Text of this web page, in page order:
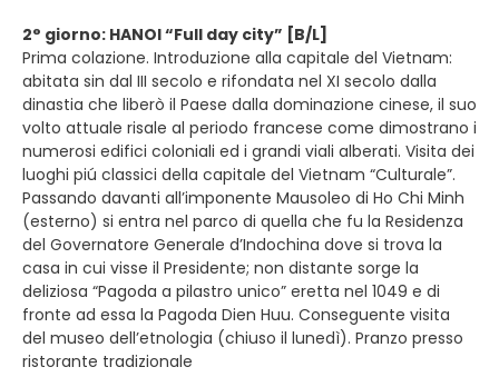
2° giorno: HANOI “Full day city” [B/L]
Prima colazione. Introduzione alla capitale del Vietnam:
abitata sin dal III secolo e rifondata nel XI secolo dalla
dinastia che liberò il Paese dalla dominazione cinese, il suo
volto attuale risale al periodo francese come dimostrano i
numerosi edifici coloniali ed i grandi viali alberati. Visita dei
luoghi piú classici della capitale del Vietnam “Culturale”.
Passando davanti all’imponente Mausoleo di Ho Chi Minh
(esterno) si entra nel parco di quella che fu la Residenza
del Governatore Generale d’Indochina dove si trova la
casa in cui visse il Presidente; non distante sorge la
deliziosa “Pagoda a pilastro unico” eretta nel 1049 e di
fronte ad essa la Pagoda Dien Huu. Conseguente visita
del museo dell’etnologia (chiuso il lunedì). Pranzo presso
ristorante tradizionale